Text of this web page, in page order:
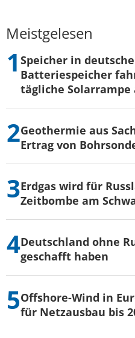
Meistgelesen
Speicher in
Batteriespeicher
tägliche Solarrampe
Geothermie aus
Ertrag von
Erdgas wird für
Zeitbombe am
Deutschland ohne
geschafft haben
Offshore-Wind in
für Netzausbau bis